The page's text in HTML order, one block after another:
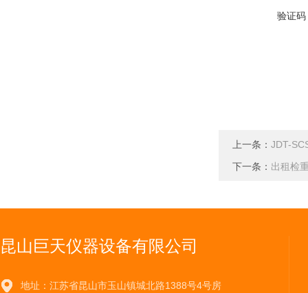
验证码
上一条： JDT-
下一条： 出租检
昆山巨天仪器设备有限公司
地址：江苏省昆山市玉山镇城北路1388号4号房